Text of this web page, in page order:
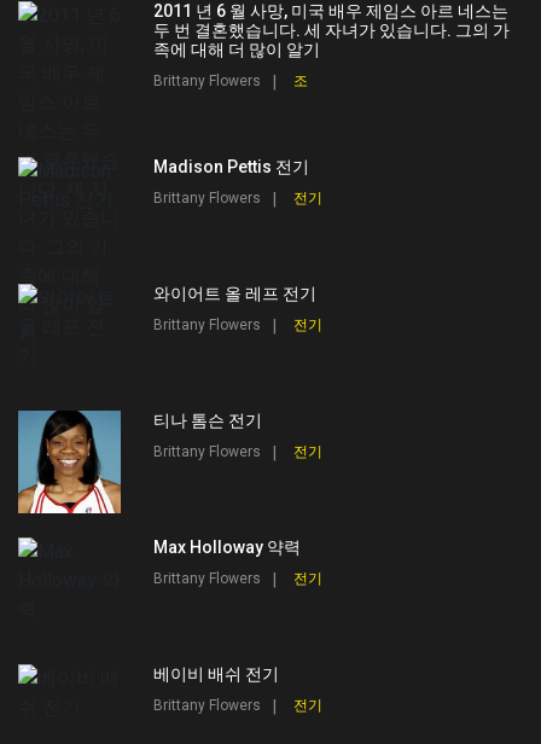
2011 년 6 월 사망, 미국 배우 제임스 아르 네스는
두 번 결혼했습니다. 세 자녀가 있습니다. 그의 가
족에 대해 더 많이 알기
Brittany Flowers 조
Madison Pettis 전기
Brittany Flowers 전기
와이어트 올 레프 전기
Brittany Flowers 전기
티나 톰슨 전기
Brittany Flowers 전기
Max Holloway 약력
Brittany Flowers 전기
베이비 배쉬 전기
Brittany Flowers 전기